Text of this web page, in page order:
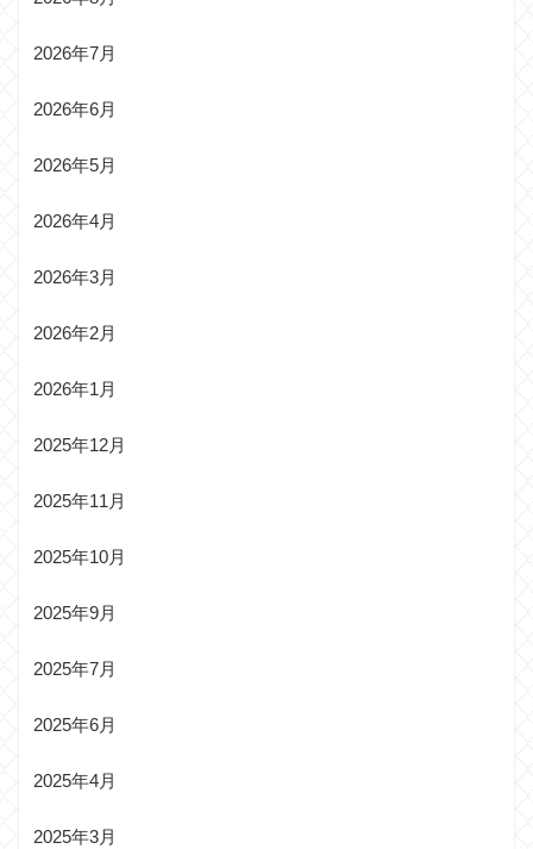
2026年7月
2026年6月
2026年5月
2026年4月
2026年3月
2026年2月
2026年1月
2025年12月
2025年11月
2025年10月
2025年9月
2025年7月
2025年6月
2025年4月
2025年3月